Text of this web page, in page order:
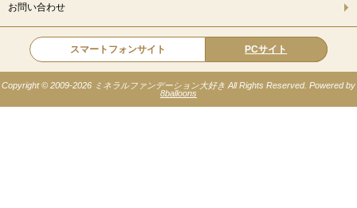
お問い合わせ
スマートフォンサイト PCサイト
Copyright © 2009-2026 ミネラルファンデーション大好き All Rights Reserved. Powered by
8balloons